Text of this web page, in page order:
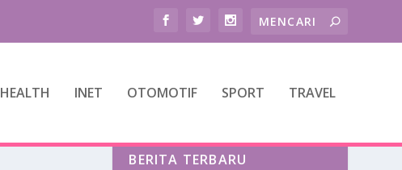
HEALTH INET OTOMOTIF SPORT TRAVEL
BERITA TERBARU